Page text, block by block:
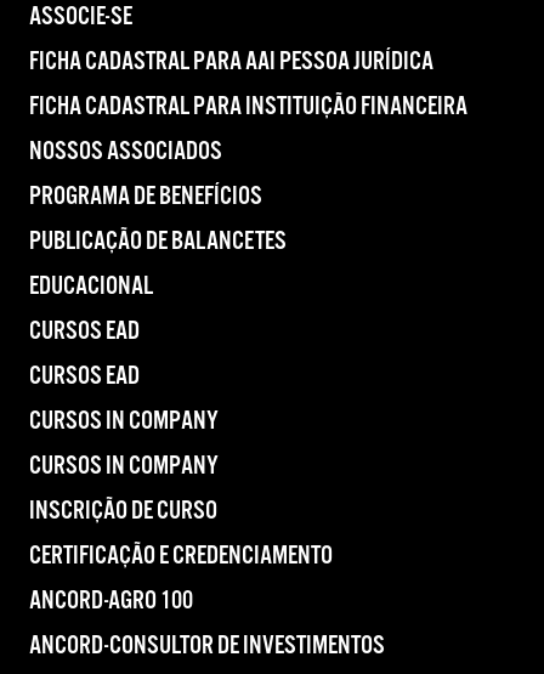
ASSOCIE-SE
FICHA CADASTRAL PARA AAI PESSOA JURÍDICA
FICHA CADASTRAL PARA INSTITUIÇÃO FINANCEIRA
NOSSOS ASSOCIADOS
PROGRAMA DE BENEFÍCIOS
PUBLICAÇÃO DE BALANCETES
EDUCACIONAL
CURSOS EAD
CURSOS EAD
CURSOS IN COMPANY
CURSOS IN COMPANY
INSCRIÇÃO DE CURSO
CERTIFICAÇÃO E CREDENCIAMENTO
ANCORD-AGRO 100
ANCORD-CONSULTOR DE INVESTIMENTOS